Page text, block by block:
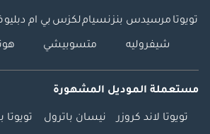
تويوتا مرسيدس بنزنسياملكزس بي ام دبليو
شيفروليه متسوبيشي
مستعملة الموديل المشهورة
تويوتا لاند كروزر نيسان باترول تويوتا